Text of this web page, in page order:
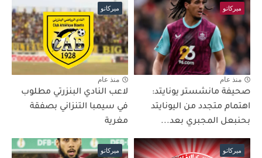
ميركاتو
منذ عام
صحيفة مانشستر يونايتد:
اهتمام متجدد من اليونايتد
بحنبعل المجبري بعد...
ميركاتو
منذ عام
لاعب النادي البنزرتي مطلوب
في سيمبا التنزاني بصفقة
مغرية
ميركاتو ميركاتو